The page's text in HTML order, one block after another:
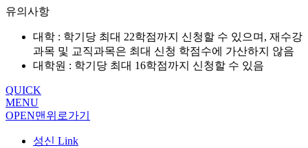
유의사항
대학 : 학기당 최대 22학점까지 신청할 수 있으며, 재수강
과목 및 교직과목은 최대 신청 학점수에 가산하지 않음
대학원 : 학기당 최대 16학점까지 신청할 수 있음
QUICK
MENU
OPEN맨위로가기
성신 Link